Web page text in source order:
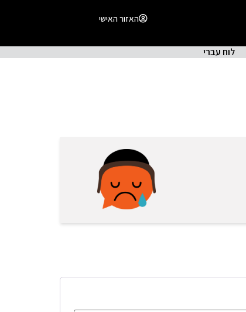
האזור האישי
לוח עברי